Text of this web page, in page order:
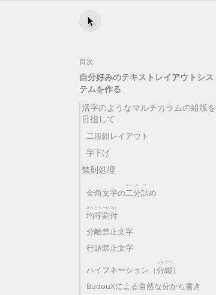
目次
自分好みのテキストレイアウトシス
テムを作る
活字のようなマルチカラムの組版を
目指して
二段組レイアウト
字下げ
禁則処理
全角文字の二
に
分
ぶ
詰
づ
め
均
きん
等
とう
割
わり
付
つけ
分離禁止文字
行頭禁止文字
ハイフネーション（分
ぶん
綴
てつ
）
BudouXによる自然な分かち書き